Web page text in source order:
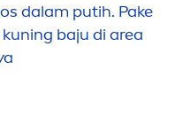
dalam putih. Pake
baju di area